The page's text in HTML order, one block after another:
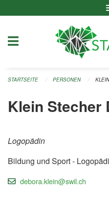
STARTSEITE PERSONEN
Klein Stecher
Logopädin
Bildung und Sport -
debora.klein@swil.ch